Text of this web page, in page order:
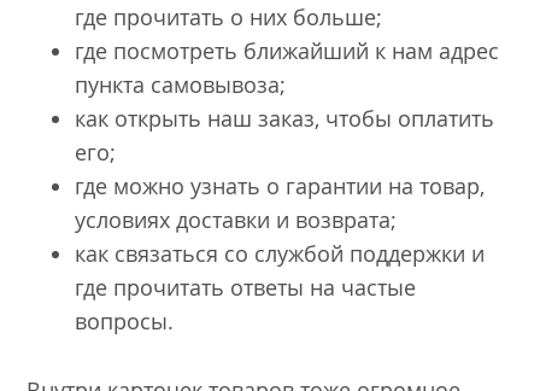
где прочитать о них больше;
где посмотреть ближайший к нам адрес
пункта самовывоза;
как открыть наш заказ, чтобы оплатить
его;
где можно узнать о гарантии на товар,
условиях доставки и возврата;
как связаться со службой поддержки и
где прочитать ответы на частые
вопросы.